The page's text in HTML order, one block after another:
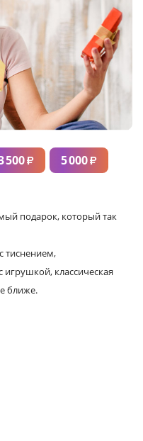
500₽ 5 000₽
подарок, который так
тиснением,
классическая
ближе.